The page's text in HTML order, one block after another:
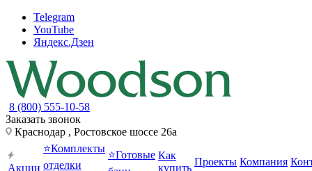
Telegram
YouTube
Яндекс.Дзен
8 (800) 555-10-58
Заказать звонок
Краснодар , Ростовское шоссе 26а
Акции
⭐Комплекты
отделки
⭐Готовые Как
купить
Проекты Компания